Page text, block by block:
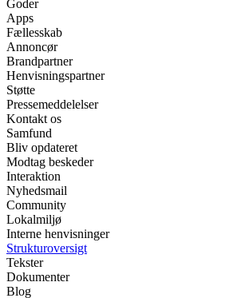
Goder
Apps
Fællesskab
Annoncør
Brandpartner
Henvisningspartner
Støtte
Pressemeddelelser
Kontakt os
Samfund
Bliv opdateret
Modtag beskeder
Interaktion
Nyhedsmail
Community
Lokalmiljø
Interne henvisninger
Strukturoversigt
Tekster
Dokumenter
Blog